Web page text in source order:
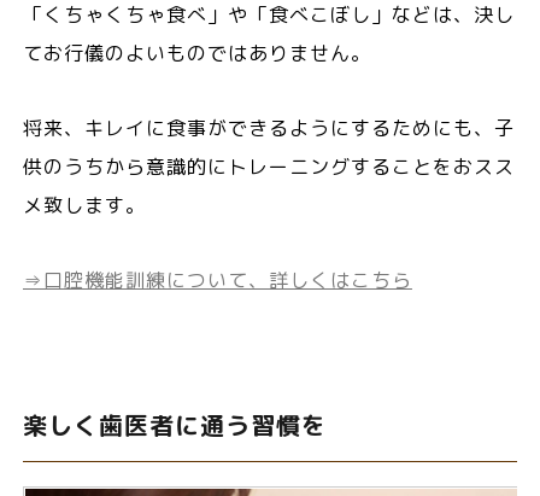
「くちゃくちゃ食べ」や「食べこぼし」などは、決し
てお行儀のよいものではありません。
将来、キレイに食事ができるようにするためにも、子
供のうちから意識的にトレーニングすることをおスス
メ致します。
⇒口腔機能訓練について、詳しくはこちら
楽しく歯医者に通う習慣を